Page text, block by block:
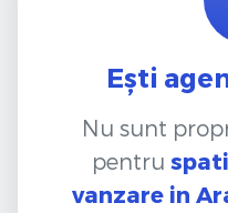
Ești
Nu sunt
pentru
vanzare in